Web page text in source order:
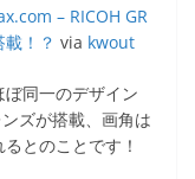
– RICOH GR
！？ via kwout
同一のデザイン
ズが搭載、画角は
とのことです！